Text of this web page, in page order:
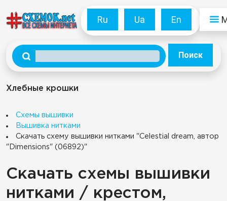
Ru Ua En
Поиск
Хлебные крошки
Схемы вышивки
Вышивка нитками
Скачать схему вышивки нитками "Celestial dream, автор
"Dimensions" (06892)"
Скачать схемы вышивки
нитками / крестом,